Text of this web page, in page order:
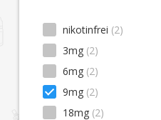
Vanille(3)
Waldmeister
Wassermelone
nikotinfrei (2)
3mg (2)
6mg (2)
9mg (2)
18mg (2)